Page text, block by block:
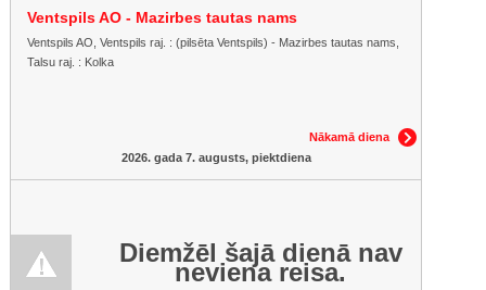
Ventspils AO - Mazirbes tautas nams
Ventspils AO, Ventspils raj. : (pilsēta Ventspils) - Mazirbes tautas nams,
Talsu raj. : Kolka
Nākamā diena
2026. gada 7. augusts, piektdiena
Diemžēl šajā dienā nav
neviena reisa.